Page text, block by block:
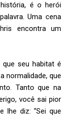
é o herói
Uma cena
encontra um
seu habitat é
normalidade, que
Tanto que na
você sai pior
lhe diz: “Sei que